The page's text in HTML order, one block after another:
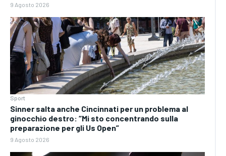
9 Agosto 2026
Sport
Sinner salta anche Cincinnati per un problema al
ginocchio destro: “Mi sto concentrando sulla
preparazione per gli Us Open”
9 Agosto 2026